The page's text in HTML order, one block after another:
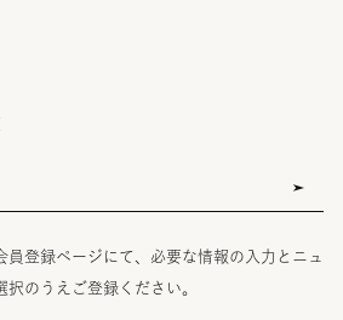
員登録ページにて、必要な情報の入力とニュ
のうえご登録ください。